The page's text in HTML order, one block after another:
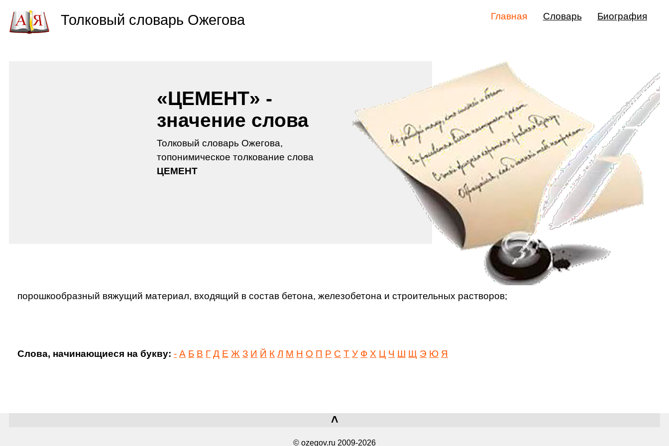
«ЦЕМЕНТ» -
значение слова
Толковый словарь Ожегова,
топонимическое толкование слова
ЦЕМЕНТ
порошкообразный вяжущий материал, входящий в состав бетона, железобетона и строительных растворов;
Слова, начинающиеся на букву: - А Б В Г Д Е Ж З И Й К Л М Н О П Р С Т У Ф Х Ц Ч Ш Щ Э Ю Я
˄
© ozegov.ru 2009-2026
Толковый словарь Ожегова Главная Словарь Биография